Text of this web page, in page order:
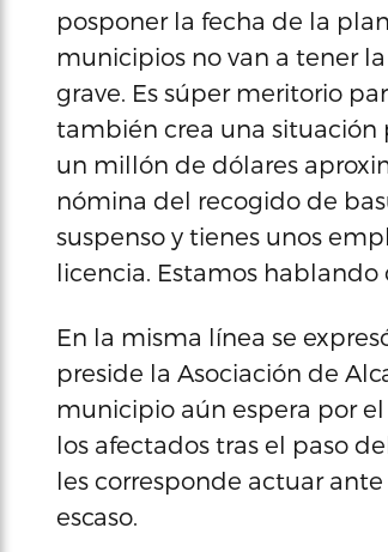
posponer la fecha de la
municipios no van a tener
grave. Es súper meritorio
también crea una situación
un millón de dólares
nómina del recogido de
suspenso y tienes unos
licencia. Estamos
En la misma línea se
preside la Asociación de
municipio aún espera por
los afectados tras el paso
les corresponde actuar
escaso.